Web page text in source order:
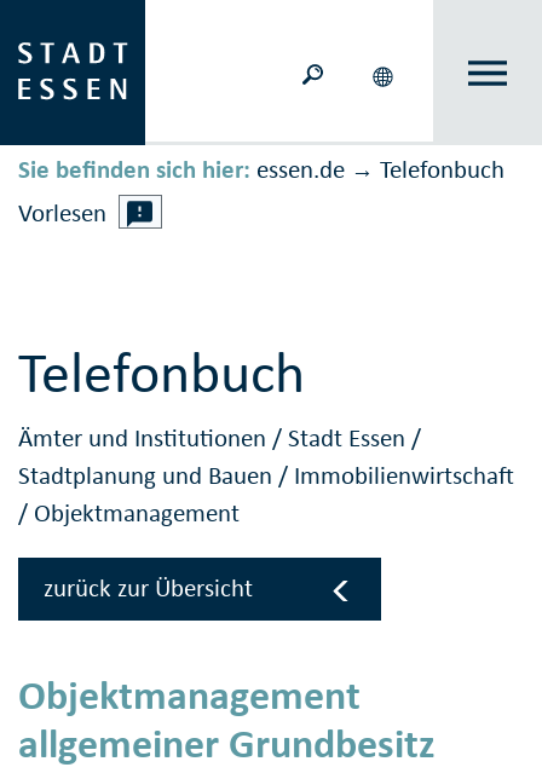
Sie befinden sich hier: essen.de → Telefonbuch
Vorlesen
Telefonbuch
Ämter und Institutionen /Stadt Essen /
Stadtplanung und Bauen / Immobilienwirtschaft
/ Objektmanagement
zurück zur Übersicht
Objektmanagement
allgemeiner Grundbesitz